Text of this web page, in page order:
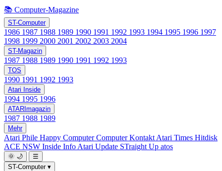
📚 Computer-Magazine
ST-Computer
1986 1987 1988 1989 1990 1991 1992 1993 1994 1995 1996 1997
1998 1999 2000 2001 2002 2003 2004
ST-Magazin
1987 1988 1989 1990 1991 1992 1993
TOS
1990 1991 1992 1993
Atari Inside
1994 1995 1996
ATARImagazin
1987 1988 1989
Mehr
Atari Phile Happy ComputerComputer Kontakt Atari Times Hitdisk
ACE NSW Inside Info Atari Update STraight Up atos
🌞 🌙
☰
ST-Computer ▾